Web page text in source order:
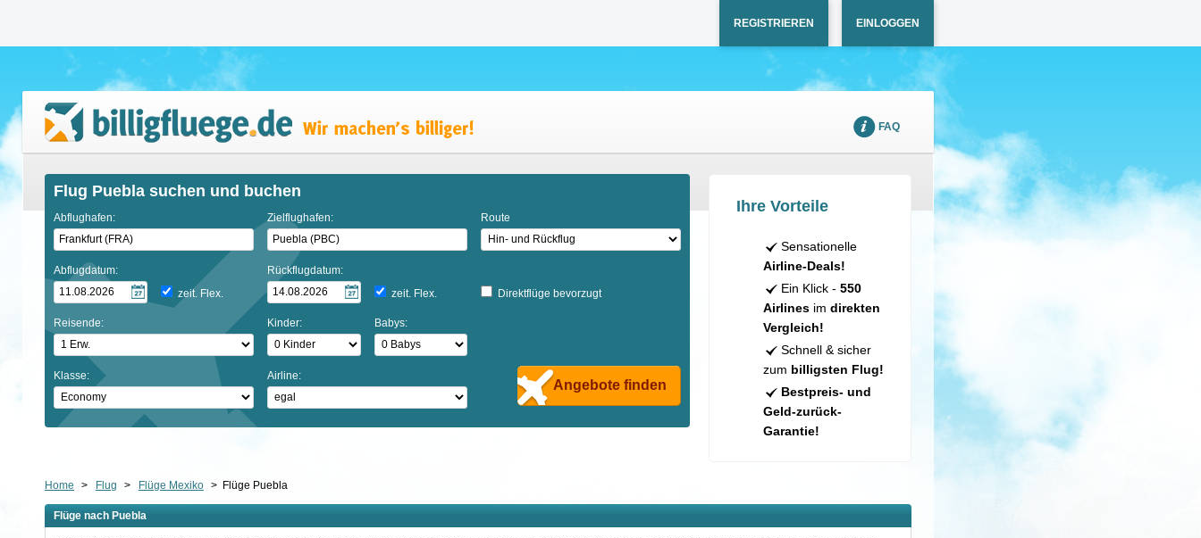
REGISTRIEREN EINLOGGEN
FAQ
Flug Puebla suchen und buchen
Abflughafen: Zielflughafen: Route
Abflugdatum:
zeit. Flex.
Rückflugdatum:
zeit. Flex.
Direktflüge bevorzugt
Reisende: Kinder: Babys:
Klasse: Airline:
Angebote finden
Ihre Vorteile
Sensationelle
Airline-Deals!
Ein Klick - 550
Airlinesim direkten
Vergleich!
Schnell & sicher
zum billigsten Flug!
Bestpreis- und
Geld-zurück-
Garantie!
Home > Flug > Flüge Mexiko > Flüge Puebla
Flüge nach Puebla